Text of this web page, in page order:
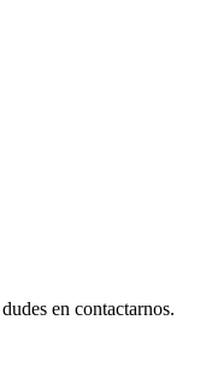
en contactarnos.